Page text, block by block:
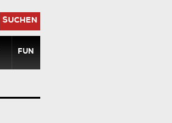
SUCHEN
FUN